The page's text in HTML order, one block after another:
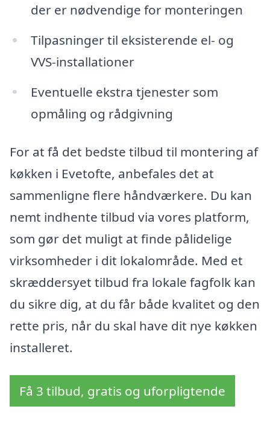
der er nødvendige for monteringen
Tilpasninger til eksisterende el- og
VVS-installationer
Eventuelle ekstra tjenester som
opmåling og rådgivning
For at få det bedste tilbud til montering af
køkken i Evetofte, anbefales det at
sammenligne flere håndværkere. Du kan
nemt indhente tilbud via vores platform,
som gør det muligt at finde pålidelige
virksomheder i dit lokalområde. Med et
skræddersyet tilbud fra lokale fagfolk kan
du sikre dig, at du får både kvalitet og den
rette pris, når du skal have dit nye køkken
installeret.
Få 3 tilbud, gratis og uforpligtende